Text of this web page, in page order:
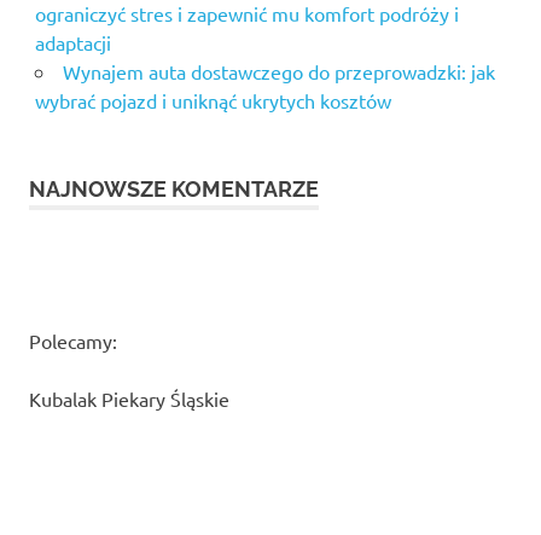
ograniczyć stres i zapewnić mu komfort podróży i
adaptacji
Wynajem auta dostawczego do przeprowadzki: jak
wybrać pojazd i uniknąć ukrytych kosztów
NAJNOWSZE KOMENTARZE
Polecamy:
Kubalak Piekary Śląskie